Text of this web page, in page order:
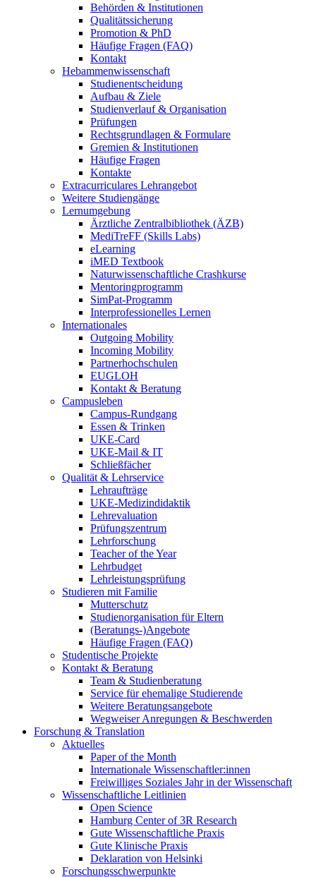
Behörden & Institutionen
Qualitätssicherung
Promotion & PhD
Häufige Fragen (FAQ)
Kontakt
Hebammenwissenschaft
Studienentscheidung
Aufbau & Ziele
Studienverlauf & Organisation
Prüfungen
Rechtsgrundlagen & Formulare
Gremien & Institutionen
Häufige Fragen
Kontakte
Extracurriculares Lehrangebot
Weitere Studiengänge
Lernumgebung
Ärztliche Zentralbibliothek (ÄZB)
MediTreFF (Skills Labs)
eLearning
iMED Textbook
Naturwissenschaftliche Crashkurse
Mentoringprogramm
SimPat-Programm
Interprofessionelles Lernen
Internationales
Outgoing Mobility
Incoming Mobility
Partnerhochschulen
EUGLOH
Kontakt & Beratung
Campusleben
Campus-Rundgang
Essen & Trinken
UKE-Card
UKE-Mail & IT
Schließfächer
Qualität & Lehrservice
Lehraufträge
UKE-Medizindidaktik
Lehrevaluation
Prüfungszentrum
Lehrforschung
Teacher of the Year
Lehrbudget
Lehrleistungsprüfung
Studieren mit Familie
Mutterschutz
Studienorganisation für Eltern
(Beratungs-)Angebote
Häufige Fragen (FAQ)
Studentische Projekte
Kontakt & Beratung
Team & Studienberatung
Service für ehemalige Studierende
Weitere Beratungsangebote
Wegweiser Anregungen & Beschwerden
Forschung & Translation
Aktuelles
Paper of the Month
Internationale Wissenschaftler:innen
Freiwilliges Soziales Jahr in der Wissenschaft
Wissenschaftliche Leitlinien
Open Science
Hamburg Center of 3R Research
Gute Wissenschaftliche Praxis
Gute Klinische Praxis
Deklaration von Helsinki
Forschungsschwerpunkte